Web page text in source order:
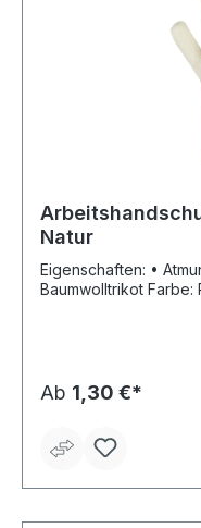
Natur
Eigenschaften: • Atmungsaktiv • Gesäumt Material:
Ab 1,30 €*